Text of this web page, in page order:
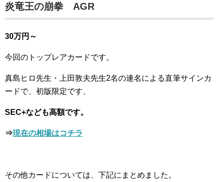
炎竜王の崩拳 AGR
30万円～
今回のトップレアカードです。
真島ヒロ先生・上田敦夫先生2名の連名による直筆サインカ
ードで、初版限定です、
SEC+なども高額です。
⇒現在の相場はコチラ
その他カードについては、下記にまとめました。